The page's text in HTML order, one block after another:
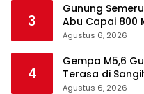
3
Gunung
Abu Capai 800
Agustus 6, 2026
4
Gempa M5,6
Terasa di
Agustus 6, 2026